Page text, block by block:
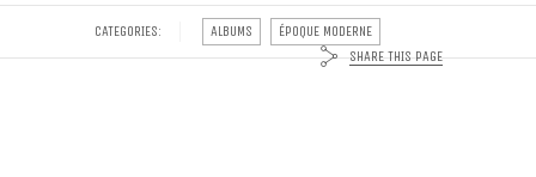
CATEGORIES: ALBUMS
ÉPOQUE MODERNE
SHARE THIS PAGE